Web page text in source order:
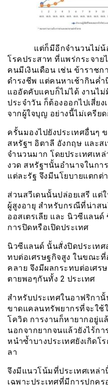
แต่ก็มีอีกจำนวนไม่น้อย
โรคประสาท ที่แพร่กระจาย
คนมีเงินเดือน เช่น ข้าราชก
ดำรงชีพ แต่คนหาเช้ากินค่ำ
แออัดคับแคบก็ไม่ได้ งานไ
ประจำวัน ก็ต้องออกไปเสี่ย
จากผู้ใจบุญ อย่างนี้ไม่เครียด
ครั้นมองไปยังประเทศอื่นๆ
สหรัฐฯ อิตาลี อังกฤษ และ
จำนวนมาก โดยประเทศเ
งวด สหรัฐฯนั้นอำนาจในก
แต่ละรัฐ จึงมีนโยบายแตกต่
ส่วนสวีเดนนั้นปล่อยเสรี แต่
ผู้สูงอายุ สำหรับกรณีที่น่าสน
ออสเตรเลีย และ นิวซีแลน
การปิดหรือเปิดประเทศ
นิวซีแลนด์ นั้นสั่งปิดประเทศ
ทบต่อเศรษฐกิจสูง ในขณะที่
คลาย จึงมีผลกระทบต่อเศร
ตายพอๆกันทั้ง 2 ประเทศ
สำหรับประเทศในอาฟริกา
ขาดแคลนทรัพยากรที่จะใช้
โควิด การงานก็หายากอยู่
นอกจากยากจนแล้วยังไร้ก
หนำซ้ำบางประเทศยังเกิดโ
ลา
จึงมีแนวโน้มที่ประเทศเหล่
เฉพาะประเทศที่มีการปกค